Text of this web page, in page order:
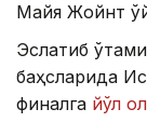
Майя Жойнт
Эслатиб
баҳсларида
финалга йўл